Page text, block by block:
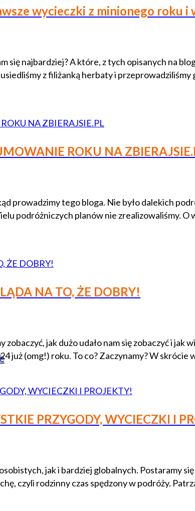
wycieczki z minionego roku
się najbardziej? A które, z tych opisanych na
z filiżanką herbaty i
ROKU NA
prowadzimy tego bloga. Nie było dalekich
podróżniczych planów nie zrealizowaliśmy.
NA TO, ŻE DOBRY!
jak dużo udało nam się zobaczyć i
już (omg!) roku. To co? Zaczynamy? W skrócie
PRZYGODY, WYCIECZKI I
jak i bardziej globalnych. Postaramy
czyli rodzinny czas spędzony w podróży.